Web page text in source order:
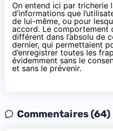
On entend ici par tricherie
d’informations que
de lui-même, ou pour
accord. Le comportement
différent dans l’absolu de
dernier, qui permettaient
d’enregistrer toutes les
évidemment sans le
et sans le prévenir.
Commentaires (64)